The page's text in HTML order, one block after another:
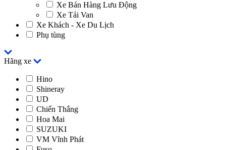
Xe Bán Hàng Lưu Động
Xe Tải Van
Xe Khách - Xe Du Lịch
Phụ tùng
Hãng xe
Hino
Shineray
UD
Chiến Thắng
Hoa Mai
SUZUKI
VM Vĩnh Phát